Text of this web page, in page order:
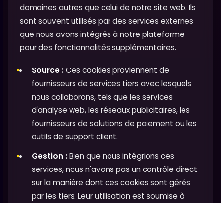
domaines autres que celui de notre site web. Ils
sont souvent utilisés par des services externes
que nous avons intégrés à notre plateforme
pour des fonctionnalités supplémentaires.
Source :Ces cookies proviennent de
fournisseurs de services tiers avec lesquels
nous collaborons, tels que les services
d'analyse web, les réseaux publicitaires, les
fournisseurs de solutions de paiement ou les
outils de support client.
Gestion :Bien que nous intégrions ces
services, nous n'avons pas un contrôle direct
sur la manière dont ces cookies sont gérés
par les tiers. Leur utilisation est soumise à